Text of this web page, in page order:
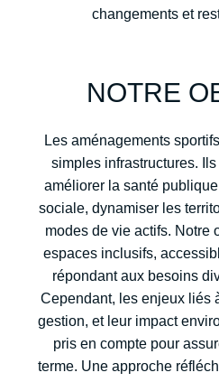
changements et
NOTRE
Les aménagements
simples infrastructures.
améliorer la santé
sociale, dynamiser les
modes de vie actifs. Notre
espaces inclusifs,
répondant aux besoins
Cependant, les enjeux liés
gestion, et leur impact
pris en compte pour
terme. Une approche